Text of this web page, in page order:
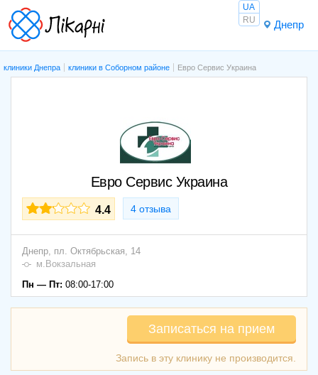
Днепр
UA
RU
клиники Днепра клиники в Соборном районе Евро Сервис Украина
Евро Сервис Украина
4.4 4 отзыва
Днепр, пл. Октябрьская, 14
м.Вокзальная
Пн — Пт: 08:00-17:00
Записаться на прием